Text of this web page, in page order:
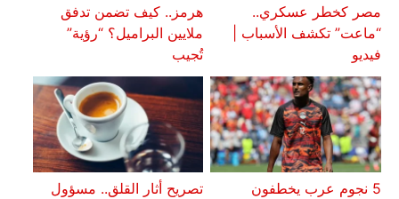
مصر كخطر عسكري..
“ماعت” تكشف الأسباب |
فيديو
هرمز.. كيف تضمن تدفق
ملايين البراميل؟ “رؤية”
تُجيب
5 نجوم عرب يخطفون
تصريح أثار القلق.. مسؤول